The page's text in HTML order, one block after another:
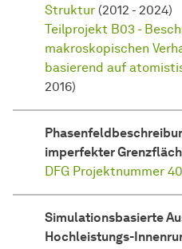
Struktur (2012 - 2024)
Teilprojekt B03 -
makroskopischen
basierend auf
2016)
imperfekter
DFG Projektnummer
Simulationsbasierte
Hochleistungs-